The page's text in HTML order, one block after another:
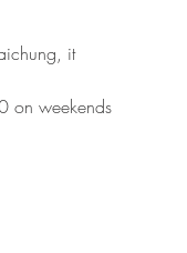
it
on weekends